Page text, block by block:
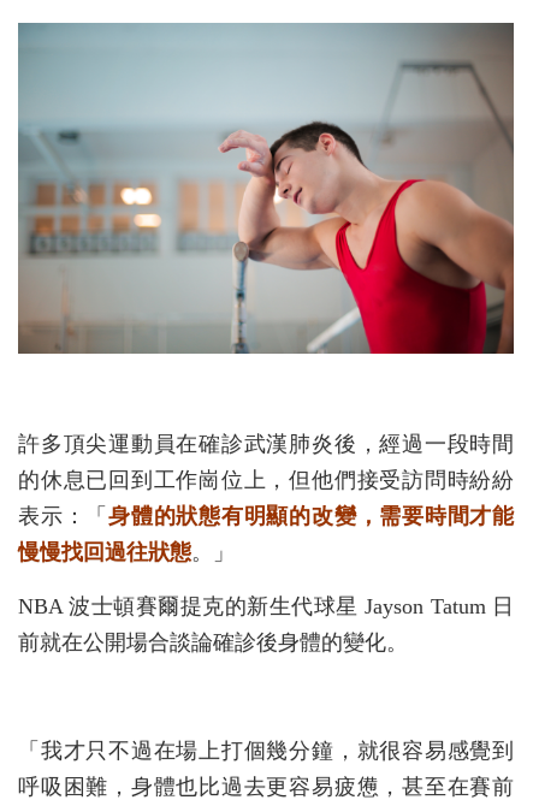
許多頂尖運動員在確診武漢肺炎後，經過一段時間
的休息已回到工作崗位上，但他們接受訪問時紛紛
表示：「身體的狀態有明顯的改變，需要時間才能
慢慢找回過往狀態。」
NBA 波士頓賽爾提克的新生代球星 Jayson Tatum 日
前就在公開場合談論確診後身體的變化。
「我才只不過在場上打個幾分鐘，就很容易感覺到
呼吸困難，身體也比過去更容易疲憊，甚至在賽前